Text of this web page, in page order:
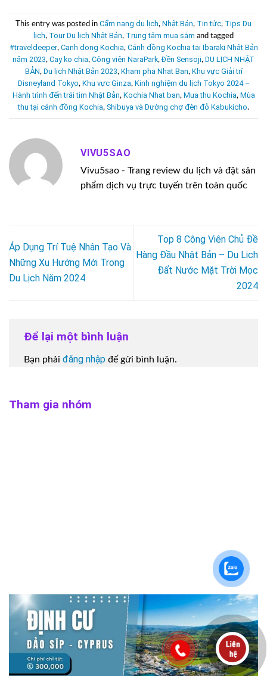
This entry was posted in Cẩm nang du lịch, Nhật Bản, Tin tức, Tips Du
lịch, Tour Du lịch Nhật Bản, Trung tâm mua sắm and tagged
#traveldeeper, Canh dong Kochia, Cánh đồng Kochia tại Ibaraki Nhật Bản
năm 2023, Cay ko chia, Công viên NaraPark,Đền Sensoji, DU LỊCH NHẬT
BẢN, Du lịch Nhật Bản 2023, Kham pha Nhat Ban, Khu vực Giải trí
Disneyland Tokyo, Khu vực Ginza, Kinh nghiệm du lịch Tokyo 2024 –
Hành trình đến trái tim Nhật Bản, Kochia Nhat ban, Mua thu Kochia, Mùa
thu tại cánh đồng Kochia, Shibuya và Đường chợ đèn đỏ Kabukicho.
VIVU5SAO
Vivu5sao - Trang review du lịch và đặt sản
phẩm dịch vụ trực tuyến trên toàn quốc
Áp Dụng Trí Tuệ Nhân Tạo Và
Những Xu Hướng Mới Trong
Du Lịch Năm 2024
Top 8 Công Viên Chủ Đề
Hàng Đầu Nhật Bản – Du Lịch
Đất Nước Mặt Trời Mọc
2024
Để lại một bình luận
Bạn phải đăng nhập để gửi bình luận.
Tham gia nhóm